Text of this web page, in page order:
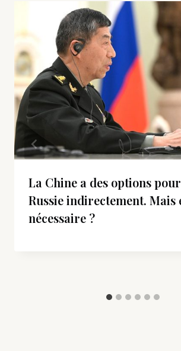
La Chine a des options
Russie indirectement. Mais
nécessaire ?